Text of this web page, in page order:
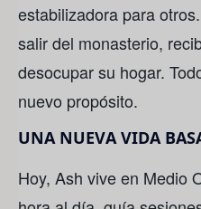
estabilizadora para
salir del monasterio,
desocupar su hogar.
nuevo propósito.
UNA NUEVA VIDA
Hoy, Ash vive en Medio